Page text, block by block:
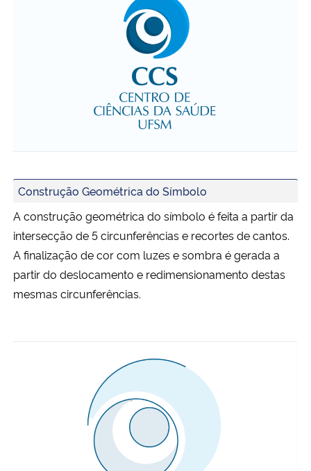
Construção Geométrica do Símbolo
A construção geométrica do símbolo é feita a partir da
intersecção de 5 circunferências e recortes de cantos.
A finalização de cor com luzes e sombra é gerada a
partir do deslocamento e redimensionamento destas
mesmas circunferências.